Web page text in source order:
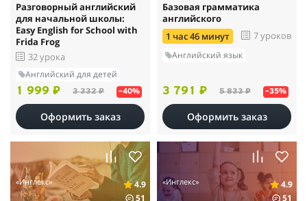
Разговорный английский
для начальной школы:
Easy English for School with
Frida Frog
32 урока
Английский для детей
1 999 ₽ 3 332 ₽ –40%
Оформить заказ
Базовая грамматика
английского
1 час 46 минут
7 уроков
Английский язык
3 791 ₽ 5 833 ₽ –35%
Оформить заказ
«Инглекс»
4.9
51
«Инглекс»
4.9
51